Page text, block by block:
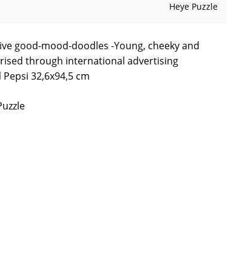
Heye Puzzle
good-mood-doodles -Young, cheeky and
through international advertising
32,6x94,5 cm